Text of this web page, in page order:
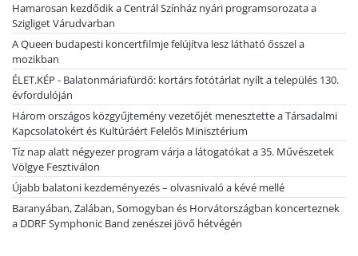
Hamarosan kezdődik a Centrál Színház nyári programsorozata a
Szigliget Várudvarban
A Queen budapesti koncertfilmje felújítva lesz látható ősszel a
mozikban
ÉLET.KÉP - Balatonmáriafürdő: kortárs fotótárlat nyílt a település 130.
évfordulóján
Három országos közgyűjtemény vezetőjét menesztette a Társadalmi
Kapcsolatokért és Kultúráért Felelős Minisztérium
Tíz nap alatt négyezer program várja a látogatókat a 35. Művészetek
Völgye Fesztiválon
Újabb balatoni kezdeményezés – olvasnivaló a kévé mellé
Baranyában, Zalában, Somogyban és Horvátországban koncerteznek
a DDRF Symphonic Band zenészei jövő hétvégén